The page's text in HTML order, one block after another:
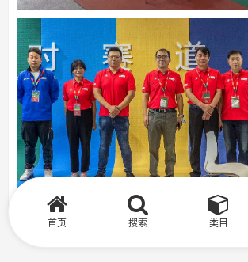
首页 搜索 类目